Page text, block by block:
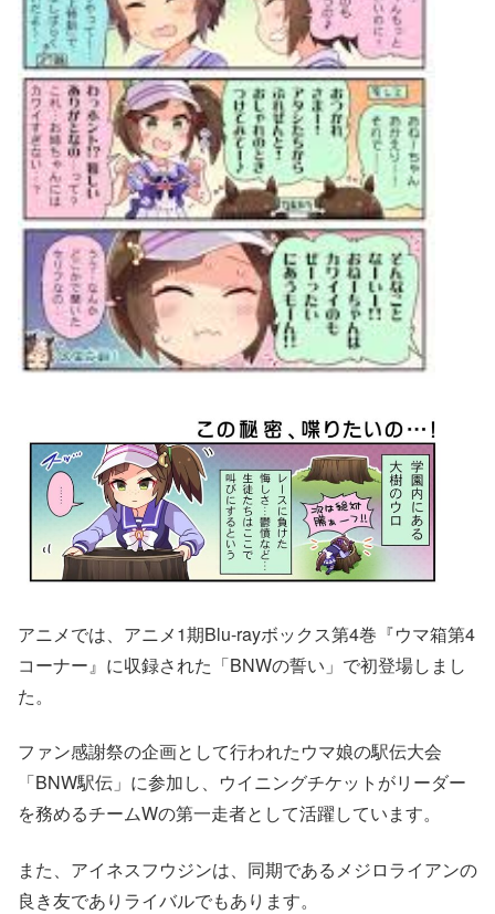
アニメでは、アニメ1期Blu-rayボックス第4巻『ウマ箱第4
コーナー』に収録された「BNWの誓い」で初登場しまし
た。
ファン感謝祭の企画として行われたウマ娘の駅伝大会
「BNW駅伝」に参加し、ウイニングチケットがリーダー
を務めるチームWの第一走者として活躍しています。
また、アイネスフウジンは、同期であるメジロライアンの
良き友でありライバルでもあります。